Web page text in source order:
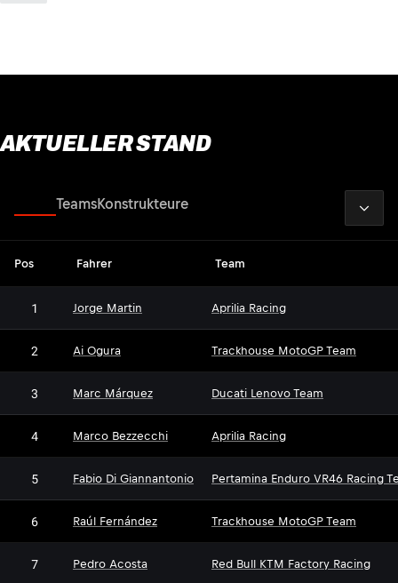
AKTUELLER STAND
TeamsKonstrukteure
Pos Fahrer Team
1 Jorge Martin Aprilia Racing
2 Ai Ogura Trackhouse MotoGP Team
3 Marc Márquez Ducati Lenovo Team
4 Marco Bezzecchi Aprilia Racing
5 Fabio Di Giannantonio Pertamina Enduro VR46 Racing
6 Raúl Fernández Trackhouse MotoGP Team
7 Pedro Acosta Red Bull KTM Factory Racing